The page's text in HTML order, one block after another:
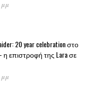
μμ
20 year celebration στο
η επιστροφή της Lara σε
μμ